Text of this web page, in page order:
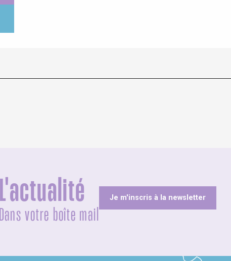
L'actualité
Dans votre boîte mail
Je m'inscris à la newsletter